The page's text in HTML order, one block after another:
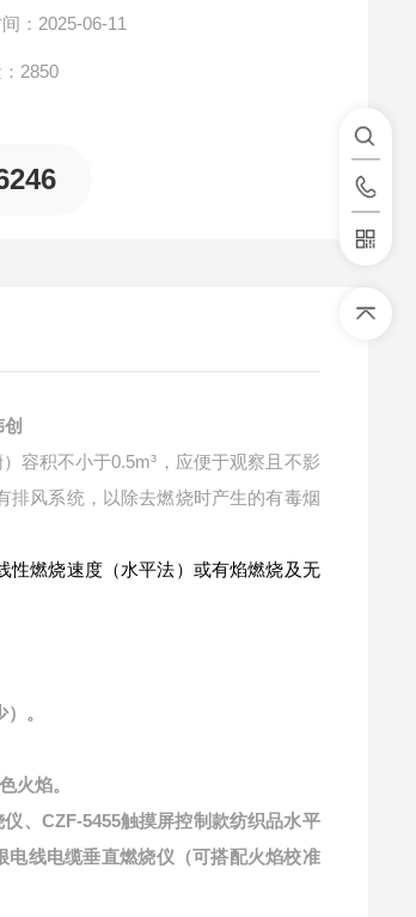
：2025-06-11
2850
容积不小于0.5m³，应便于观察且不影
排风系统，以除去燃烧时产生的有毒烟
性燃烧速度（水平法）或有焰燃烧及无
。
火焰。
、CZF-5455触摸屏控制款纺织品水平
线电缆垂直燃烧仪（可搭配火焰校准